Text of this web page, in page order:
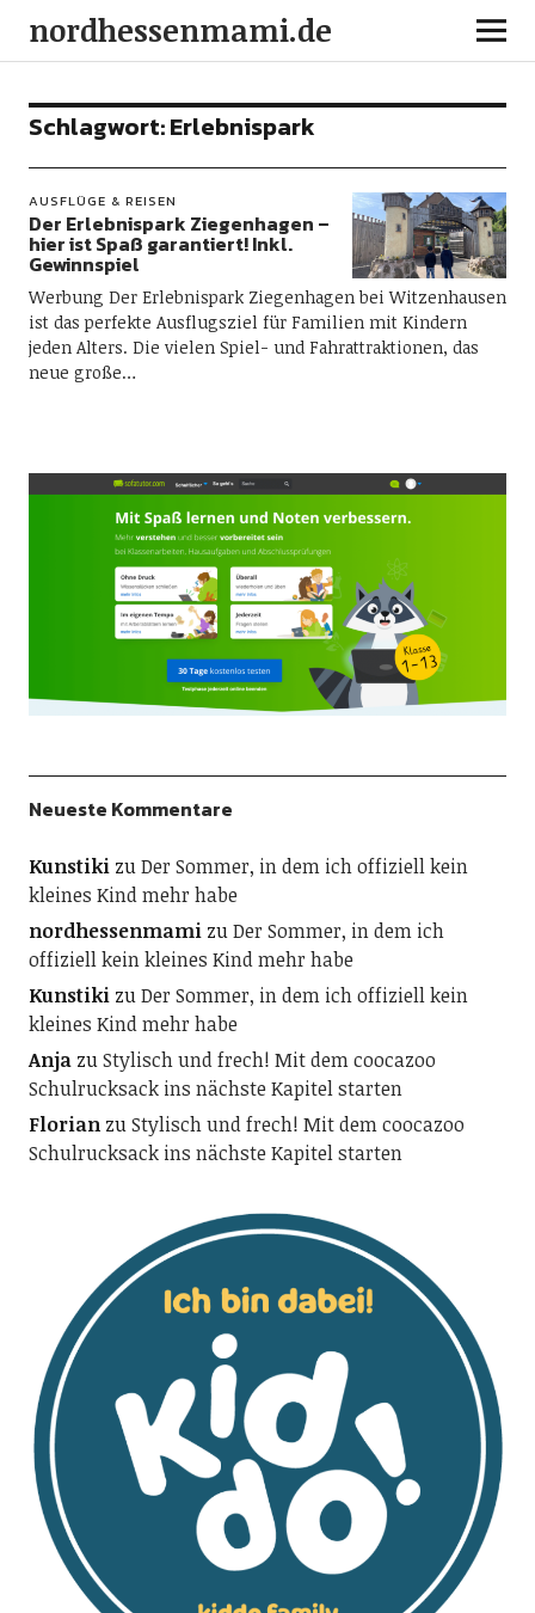
nordhessenmami.de
Schlagwort:Erlebnispark
AUSFLÜGE & REISEN
Der Erlebnispark Ziegenhagen –
hier ist Spaß garantiert! Inkl.
Gewinnspiel
Werbung Der Erlebnispark Ziegenhagen bei Witzenhausen
ist das perfekte Ausflugsziel für Familien mit Kindern
jeden Alters. Die vielen Spiel- und Fahrattraktionen, das
neue große…
Neueste Kommentare
KunstikizuDer Sommer, in dem ich offiziell kein
kleines Kind mehr habe
nordhessenmamizuDer Sommer, in dem ich
offiziell kein kleines Kind mehr habe
KunstikizuDer Sommer, in dem ich offiziell kein
kleines Kind mehr habe
AnjazuStylisch und frech! Mit dem coocazoo
Schulrucksack ins nächste Kapitel starten
FlorianzuStylisch und frech! Mit dem coocazoo
Schulrucksack ins nächste Kapitel starten